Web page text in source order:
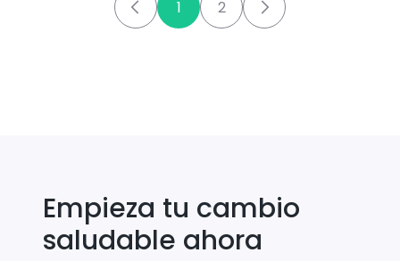
1 2
Empieza tu cambio
saludable ahora